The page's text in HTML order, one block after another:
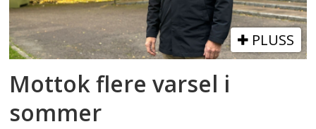
PLUSS
Mottok flere varsel i
sommer